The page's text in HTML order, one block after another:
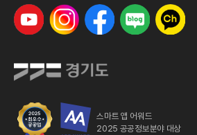
유튜브 인스타그램 페이스북 네이버 블로그카카오톡 채널
스마트 앱 어워드
2025 공공정보분야 대상